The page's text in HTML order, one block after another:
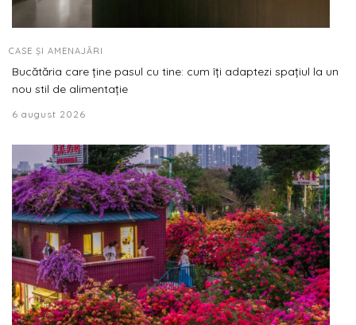
CASE ȘI AMENAJĂRI
Bucătăria care ține pasul cu tine: cum îți adaptezi spațiul la un
nou stil de alimentație
6 august 2026